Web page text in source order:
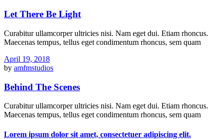
Let There Be Light
Curabitur ullamcorper ultricies nisi. Nam eget dui. Etiam rhoncus.
Maecenas tempus, tellus eget condimentum rhoncus, sem quam
April 19, 2018
by amfmstudios
Behind The Scenes
Curabitur ullamcorper ultricies nisi. Nam eget dui. Etiam rhoncus.
Maecenas tempus, tellus eget condimentum rhoncus, sem quam
Lorem ipsum dolor sit amet, consectetuer adipiscing elit.